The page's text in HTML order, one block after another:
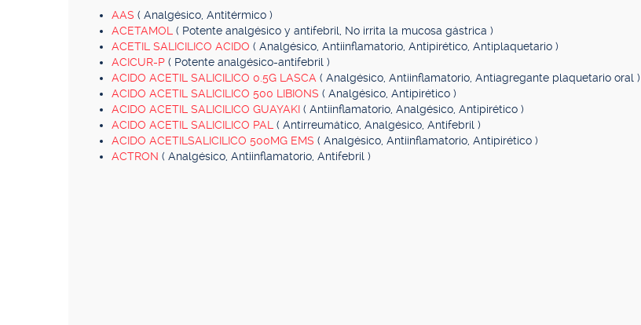
AAS ( Analgésico, Antitérmico )
ACETAMOL ( Potente analgésico y antifebril, No irrita la mucosa gástrica )
ACETIL SALICILICO ACIDO ( Analgésico, Antiinflamatorio, Antipirético, Antiplaquetario )
ACICUR-P ( Potente analgésico-antifebril )
ACIDO ACETIL SALICILICO 0.5G LASCA ( Analgésico, Antiinflamatorio, Antiagregante plaquetario oral )
ACIDO ACETIL SALICILICO 500 LIBIONS ( Analgésico, Antipirético )
ACIDO ACETIL SALICILICO GUAYAKI ( Antiinflamatorio, Analgésico, Antipirético )
ACIDO ACETIL SALICILICO PAL ( Antirreumático, Analgésico, Antifebril )
ACIDO ACETILSALICILICO 500MG EMS ( Analgésico, Antiinflamatorio, Antipirético )
ACTRON ( Analgésico, Antiinflamatorio, Antifebril )